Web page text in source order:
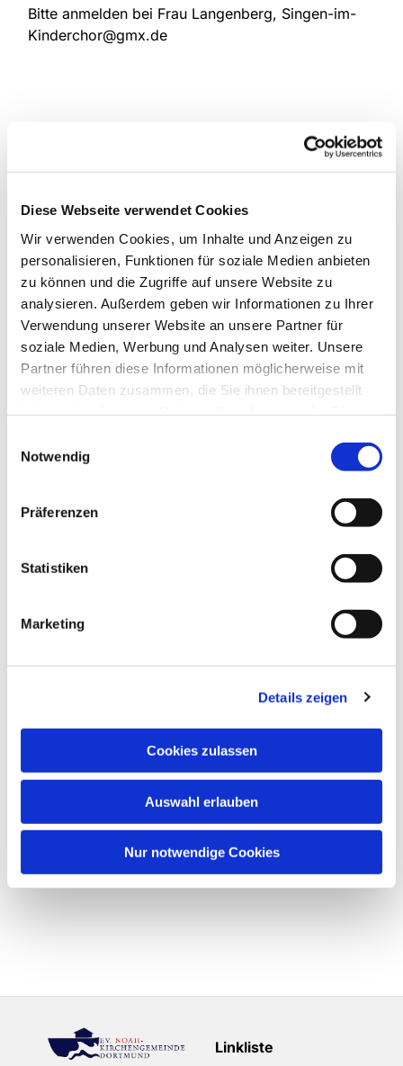
Diese Webseite verwendet Cookies
Wir verwenden Cookies, um Inhalte und Anzeigen zu
personalisieren, Funktionen für soziale Medien anbieten
zu können und die Zugriffe auf unsere Website zu
analysieren. Außerdem geben wir Informationen zu Ihrer
Verwendung unserer Website an unsere Partner für
soziale Medien, Werbung und Analysen weiter. Unsere
Partner führen diese Informationen möglicherweise mit
weiteren Daten zusammen, die Sie ihnen bereitgestellt
Notwendig
Präferenzen
Statistiken
Marketing
Details zeigen
Cookies zulassen
Auswahl erlauben
Nur notwendige Cookies
Bitte anmelden bei Frau Langenberg, Singen-im-
Kinderchor@gmx.de
Dies könnte Sie auch
Linkliste